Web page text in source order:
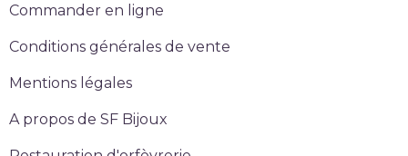
Commander en ligne
Conditions générales de vente
Mentions légales
A propos de SF Bijoux